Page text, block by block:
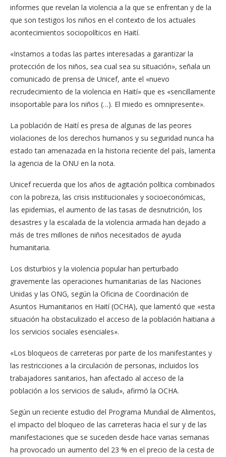
informes que revelan la violencia a la que se enfrentan y de la
que son testigos los niños en el contexto de los actuales
acontecimientos sociopolíticos en Haití.
«Instamos a todas las partes interesadas a garantizar la
protección de los niños, sea cual sea su situación», señala un
comunicado de prensa de Unicef, ante el «nuevo
recrudecimiento de la violencia en Haití» que es «sencillamente
insoportable para los niños (…). El miedo es omnipresente».
La población de Haití es presa de algunas de las peores
violaciones de los derechos humanos y su seguridad nunca ha
estado tan amenazada en la historia reciente del país, lamenta
la agencia de la ONU en la nota.
Unicef recuerda que los años de agitación política combinados
con la pobreza, las crisis institucionales y socioeconómicas,
las epidemias, el aumento de las tasas de desnutrición, los
desastres y la escalada de la violencia armada han dejado a
más de tres millones de niños necesitados de ayuda
humanitaria.
Los disturbios y la violencia popular han perturbado
gravemente las operaciones humanitarias de las Naciones
Unidas y las ONG, según la Oficina de Coordinación de
Asuntos Humanitarios en Haití (OCHA), que lamentó que «esta
situación ha obstaculizado el acceso de la población haitiana a
los servicios sociales esenciales».
«Los bloqueos de carreteras por parte de los manifestantes y
las restricciones a la circulación de personas, incluidos los
trabajadores sanitarios, han afectado al acceso de la
población a los servicios de salud», afirmó la OCHA.
Según un reciente estudio del Programa Mundial de Alimentos,
el impacto del bloqueo de las carreteras hacia el sur y de las
manifestaciones que se suceden desde hace varias semanas
ha provocado un aumento del 23 % en el precio de la cesta de